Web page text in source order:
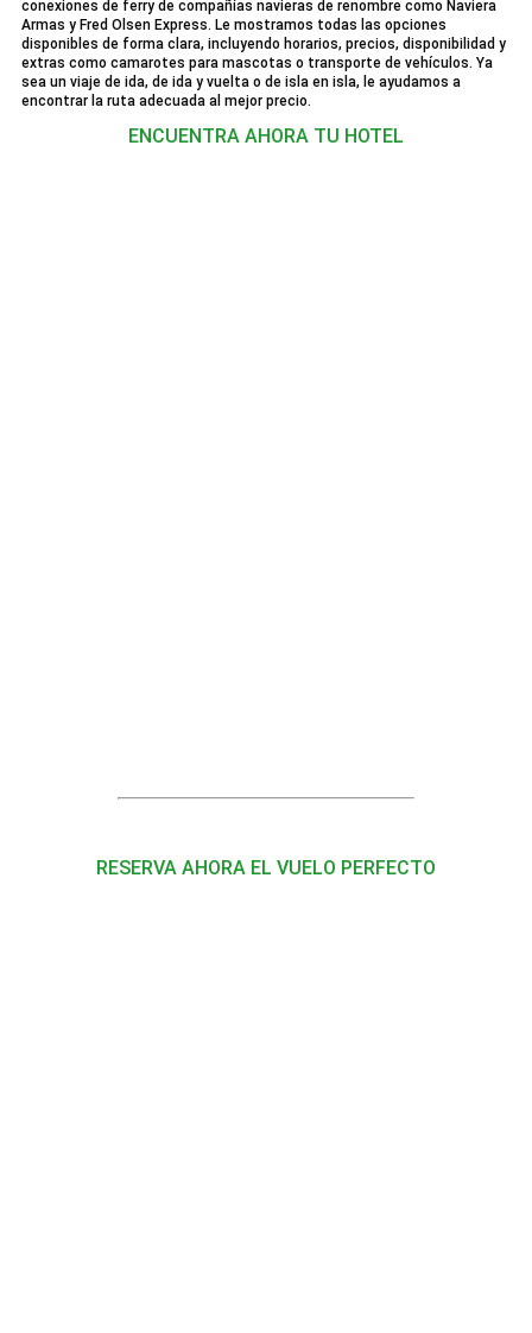
conexiones de ferry de compañías navieras de renombre como Naviera
Armas y Fred Olsen Express. Le mostramos todas las opciones
disponibles de forma clara, incluyendo horarios, precios, disponibilidad y
extras como camarotes para mascotas o transporte de vehículos. Ya
sea un viaje de ida, de ida y vuelta o de isla en isla, le ayudamos a
encontrar la ruta adecuada al mejor precio.
ENCUENTRA AHORA TU HOTEL
RESERVA AHORA EL VUELO PERFECTO